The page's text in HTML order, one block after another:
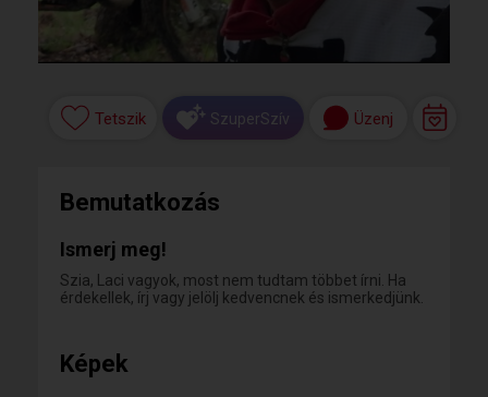
Tetszik SzuperSzív Üzenj
Bemutatkozás
Ismerj meg!
Szia, Laci vagyok, most nem tudtam többet írni. Ha
érdekellek, írj vagy jelölj kedvencnek és ismerkedjünk.
Képek